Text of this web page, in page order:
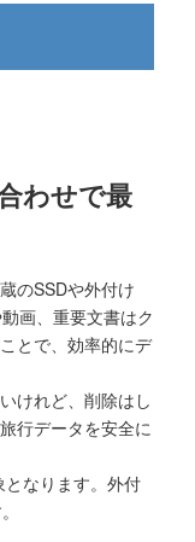
わせで最
のSSDや外付け
画、重要文書はク
とで、効率的にデ
けれど、削除はし
行データを安全に
なります。外付